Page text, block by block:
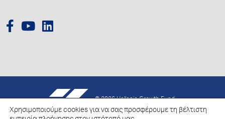
© 2026 Hellenic Growth Fund.
Χρησιμοποιούμε cookies για να σας προσφέρουμε τη βέλτιστη